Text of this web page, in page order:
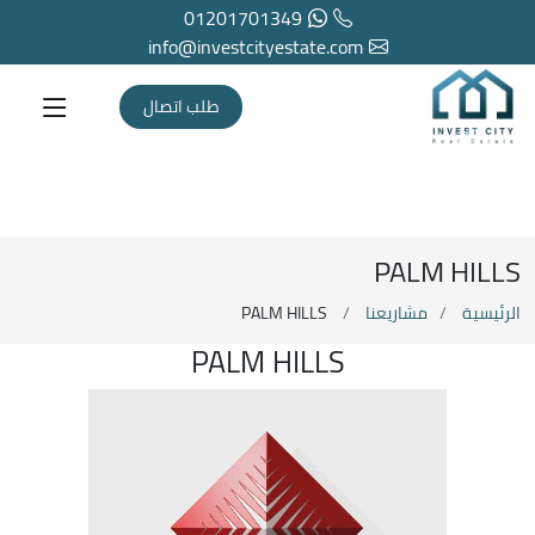
01201701349
info@investcityestate.com
طلب اتصال
PALM HILLS
الرئيسية مشاريعنا
PALM HILLS